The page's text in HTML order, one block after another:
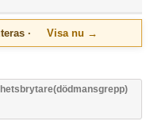
· Visa nu →